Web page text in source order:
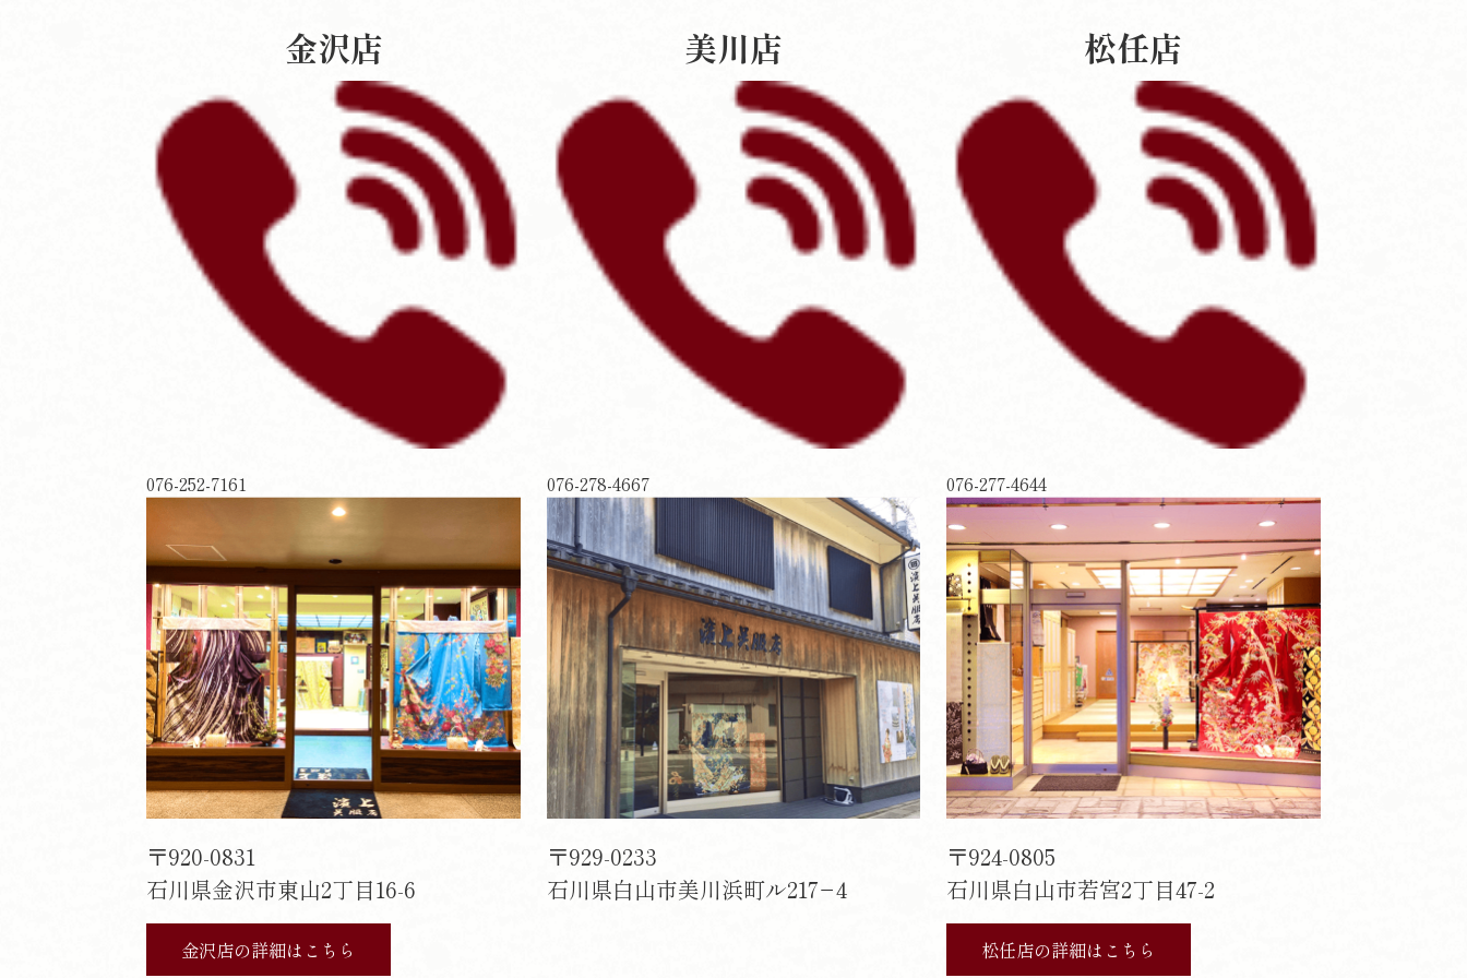
金沢店
076-252-7161
〒920-0831
石川県金沢市東山2丁目16-6
金沢店の詳細はこちら
美川店
076-278-4667
〒929-0233
石川県白山市美川浜町ル217−4
松任店
076-277-4644
〒924-0805
石川県白山市若宮2丁目47-2
松任店の詳細はこちら